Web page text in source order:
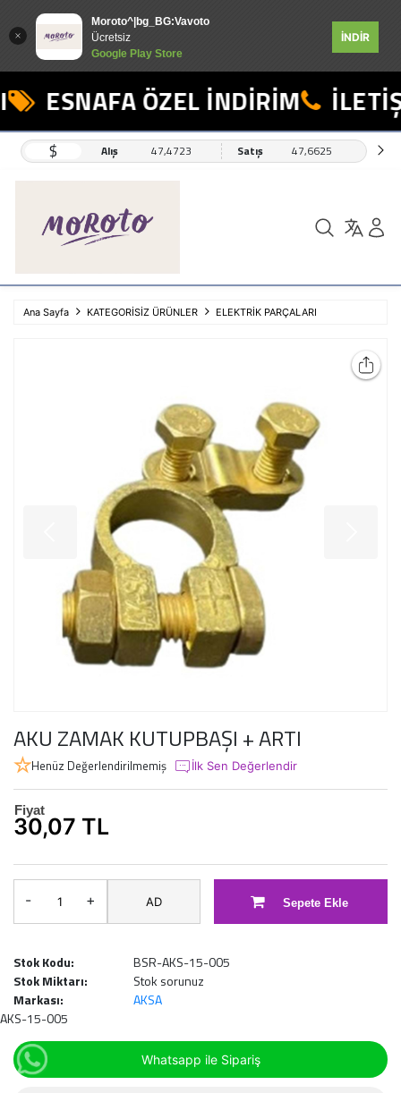
Moroto^|bg_BG:Vavoto
Ücretsiz
Google Play Store
İNDİR
ESNAFA ÖZEL İNDİRİM
$ Alış 47,4723 Satış 47,6625
Ana Sayfa KATEGORİSİZ ÜRÜNLER ELEKTRİK PARÇALARI
AKU ZAMAK KUTUPBAŞI + ARTI
Henüz Değerlendirilmemiş İlk Sen Değerlendir
Fiyat
30,07 TL
- + AD Sepete Ekle
Stok Kodu:
BSR-AKS-15-005
Stok Miktarı:
Stok sorunuz
Markası:
AKSA
AKS-15-005
Whatsapp ile Sipariş